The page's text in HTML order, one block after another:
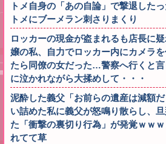
トメ自身の「あの自論」で撃退した
トメにブーメラン刺さりまくり
ロッカーの現金が盗まれるも店長に
嬢の私、自力でロッカー内にカメラ
たら同僚の女だった…警察へ行くと
に泣かれながら大揉めして・・・
泥酔した義父「お前らの遺産は減額
い詰めた私に義父が怒鳴り散らし、
た「衝撃の裏切り行為」が発覚ｗｗ
れてて草